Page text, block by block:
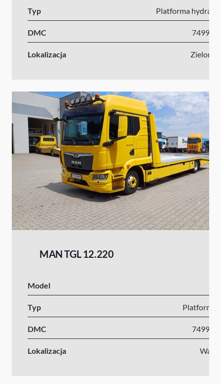
Typ Platforma
DMC 7499-
Lokalizacja Zielona
MAN TGL 12.220
Model
Typ Platforma
DMC 7499-
Lokalizacja